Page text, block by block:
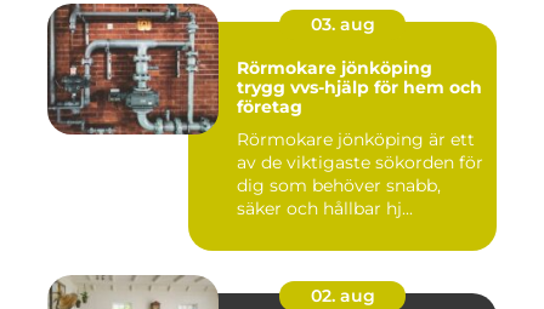
03. aug
Rörmokare jönköping
trygg vvs-hjälp för hem och
företag
Rörmokare jönköping är ett
av de viktigaste sökorden för
dig som behöver snabb,
säker och hållbar hj...
02. aug